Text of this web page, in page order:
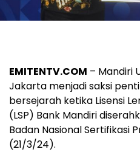
EMITENTV.COM – Mandiri
Jakarta menjadi saksi
bersejarah ketika Lisensi
(LSP) Bank Mandiri
Badan Nasional Sertifikasi
(21/3/24).